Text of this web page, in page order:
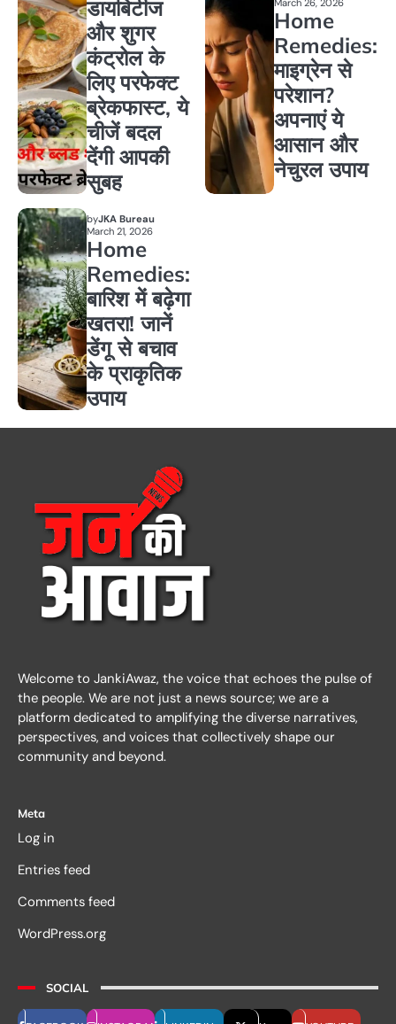
डायबिटीज
और शुगर
कंट्रोल के
लिए परफेक्ट
ब्रेकफास्ट, ये
चीजें बदल
देंगी आपकी
सुबह
March 26, 2026
Home
Remedies:
माइग्रेन से
परेशान?
अपनाएं ये
आसान और
नेचुरल उपाय
byJKA Bureau
March 21, 2026
Home
Remedies:
बारिश में बढ़ेगा
खतरा! जानें
डेंगू से बचाव
के प्राकृतिक
उपाय
Welcome to JankiAwaz, the voice that echoes the pulse of
the people. We are not just a news source; we are a
platform dedicated to amplifying the diverse narratives,
perspectives, and voices that collectively shape our
community and beyond.
Meta
Log in
Entries feed
Comments feed
WordPress.org
SOCIAL